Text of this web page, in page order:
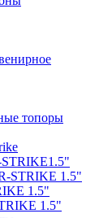
топоры
STRIKE 1.5"
1.5"
1.5"